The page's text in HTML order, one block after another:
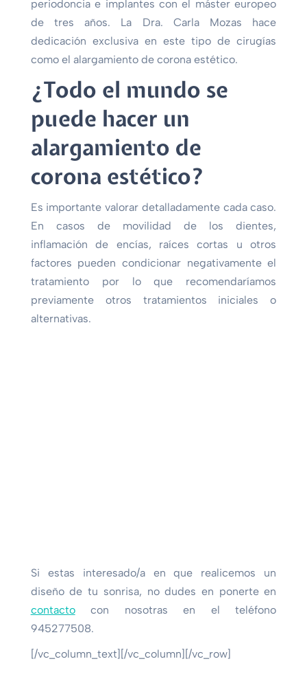
periodoncia e implantes con el máster europeo
de tres años. La Dra. Carla Mozas hace
dedicación exclusiva en este tipo de cirugías
como el alargamiento de corona estético.
¿Todo el mundo se
puede hacer un
alargamiento de
corona estético?
Es importante valorar detalladamente cada caso.
En casos de movilidad de los dientes,
inflamación de encías, raíces cortas u otros
factores pueden condicionar negativamente el
tratamiento por lo que recomendaríamos
previamente otros tratamientos iniciales o
alternativas.
Si estas interesado/a en que realicemos un
diseño de tu sonrisa, no dudes en ponerte en
contactocon nosotras en el teléfono
945277508.
[/vc_column_text][/vc_column][/vc_row]